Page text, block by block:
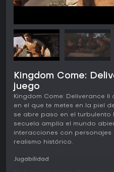
Kingdom Come:
juego
Kingdom Come: Deliverance
en el que te metes en la piel
se abre paso en el turbulento
secuela amplía el mundo
interacciones con personajes
realismo histórico.
Jugabilidad